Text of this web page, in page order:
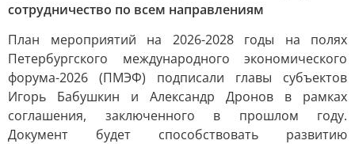
сотрудничество по всем направлениям
План мероприятий на 2026-2028 годы на полях
Петербургского международного экономического
форума-2026 (ПМЭФ) подписали главы субъектов
Игорь Бабушкин и Александр Дронов в рамках
соглашения, заключенного в прошлом году.
Документ будет способствовать развитию